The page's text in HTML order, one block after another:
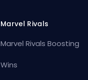
Marvel Rivals
Marvel Rivals Boosting
Wins